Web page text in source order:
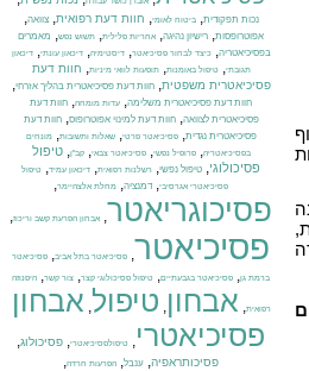
נכות תפקודית,ביטוח לאומי, חוות דעת רפואית,צוואה,
אפוטרופסות, רישיון נהיגה, אחריות פלילית, תשוש נפש, מאמרים
בפסיכיאטריה,כיצד לבחור פסיכיאטר,דיסטימיה,דיכאון עונתי,דיכאון
תגובתי,טיפול באומנות,תופעות לוואי מיניות, חוות דעת
פסיכיאטרית משפטית,חוות דעת פסיכיאטרית בהליך אזרחי,
חוות דעת פסיכיאטרית משלימה, עדות מומחה, חוות דעת
פסיכיאטרית לצוואה,חוות דעת למינוי אפוטרופוס,חוות דעת
פסיכיאטרית נגדית,פסיכיאטר פרטי,שאלות ותשובות,מונחים
בפסיכיאטריה,פרופיל נפשי,פסיכיאטר צבאי,קב"ן,טיפול
פסיכולוגי, טיפול נפשי, רשלנות רפואית, דיכאון עמיד, טיפול
פסיכיאטרי אגרסיבי,דמנציה, מחלת אלצהיימר,
פסיכוגריאטר, אבחון הפרעת קשב וריכוז,
פסיכיאטר, פסיכיאטר בתל אביב, פסיכיאטר
ברמת גן, פסיכיאטר בגבעתיים, טיפול פסיכולוגי קצר, צור קשר, היפנוזה
רפואית, אבחון, טיפול, אבחון
פסיכיאטרי, טיפולפסיכיאטרי, פסיכולוג,
פסיכותראפיה, ענבל, הפרעות חרדה,